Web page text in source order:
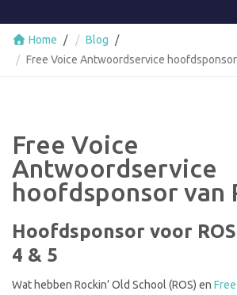
Home
Blog
Free Voice Antwoordservice hoofdsponsor
Free Voice
Antwoordservice
hoofdsponsor van
Hoofdsponsor voor
4 & 5
Wat hebben Rockin’ Old School (ROS) en